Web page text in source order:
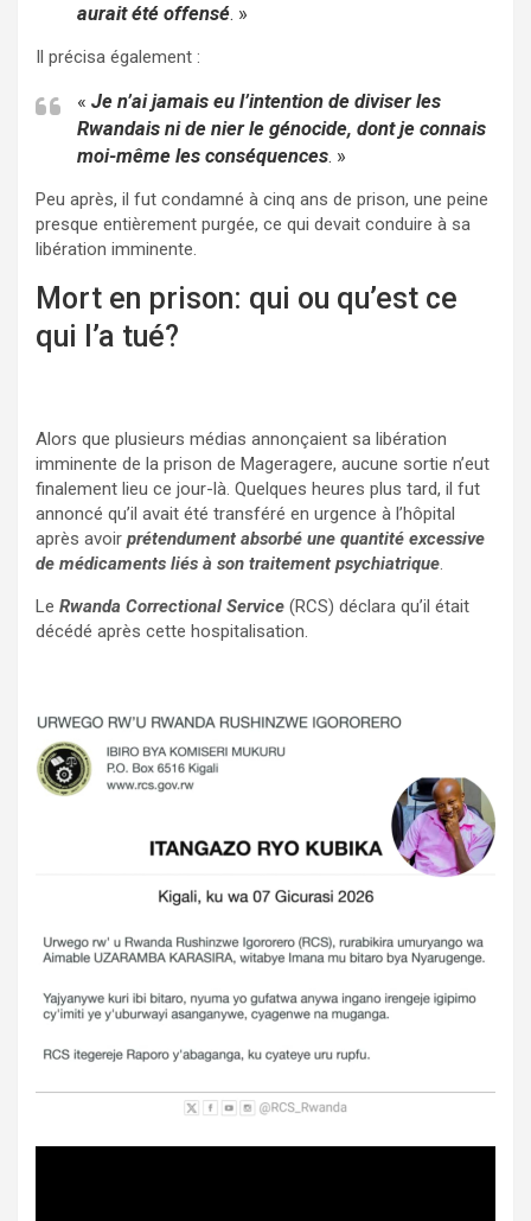
aurait été offensé. »
Il précisa également :
« Je n’ai jamais eu l’intention de diviser les
Rwandais ni de nier le génocide, dont je connais
moi-même les conséquences. »
Peu après, il fut condamné à cinq ans de prison, une peine
presque entièrement purgée, ce qui devait conduire à sa
libération imminente.
Mort en prison: qui ou qu’est ce
qui l’a tué?
Alors que plusieurs médias annonçaient sa libération
imminente de la prison de Mageragere, aucune sortie n’eut
finalement lieu ce jour-là. Quelques heures plus tard, il fut
annoncé qu’il avait été transféré en urgence à l’hôpital
après avoir prétendument absorbé une quantité excessive
de médicaments liés à son traitement psychiatrique.
Le Rwanda Correctional Service (RCS) déclara qu’il était
décédé après cette hospitalisation.